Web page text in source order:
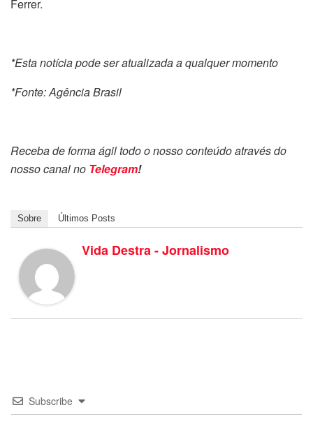
Ferrer.
*Esta notícia pode ser atualizada a qualquer momento
*Fonte: Agência Brasil
Receba de forma ágil todo o nosso conteúdo através do
nosso canal no Telegram!
Sobre Últimos Posts
Vida Destra - Jornalismo
Subscribe